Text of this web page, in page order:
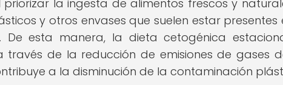
priorizar la ingesta de alimentos frescos y
y otros envases que suelen estar
De esta manera, la dieta cetogénica
través de la reducción de emisiones de gases
a la disminución de la contaminación